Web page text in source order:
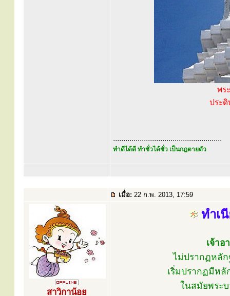
พร
ประดิ
.....................................................
ทำดีได้ดี ทำชั่วได้ชั่ว เป็นกฎตายตัว
เมื่อ: 22 ก.พ. 2013, 17:59
สาวิกาน้อย
ทำเ
เจ้าอ
ไม่ปรากฏหลัก
เริ่มปรากฏมีหลั
ในสมัยพระ